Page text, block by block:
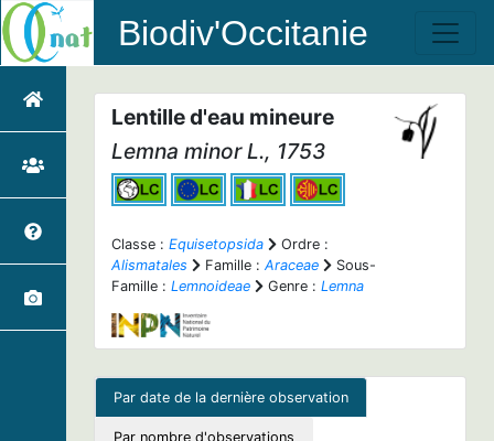
Biodiv'Occitanie
Lentille d'eau mineure
Lemna minorL., 1753
Classe : Equisetopsida
Ordre :
Alismatales
Famille : Araceae
Sous-
Famille : Lemnoideae Genre : Lemna
Par date de la dernière observation
Par nombre d'observations